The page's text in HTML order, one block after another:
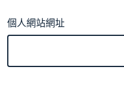
個人網站網址